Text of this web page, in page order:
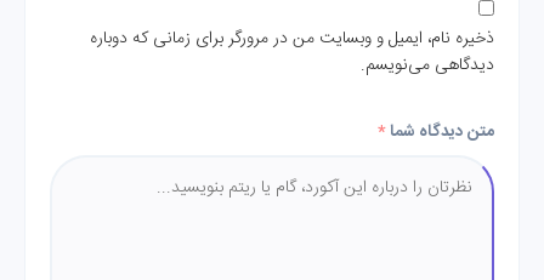
ذخیره نام، ایمیل و وبسایت من در مرورگر برای زمانی که دوباره
دیدگاهی می‌نویسم.
متن دیدگاه شما*